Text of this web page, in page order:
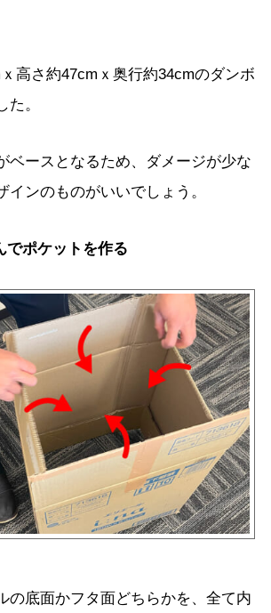
高さ約47cmｘ奥行約34cmのダンボ
。
ベースとなるため、ダメージが少な
インのものがいいでしょう。
でポケットを作る
の底面かフタ面どちらかを、全て内